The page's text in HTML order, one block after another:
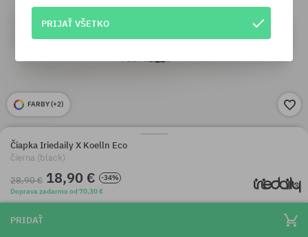
FARBY (+2)
Čiapka Iriedaily X Koelln Eco
čierna (black)
28,90 € 18,90 €
-34%
Doprava zadarmo od 70,30 €
PRIDAŤ
PRIJAŤ VŠETKO